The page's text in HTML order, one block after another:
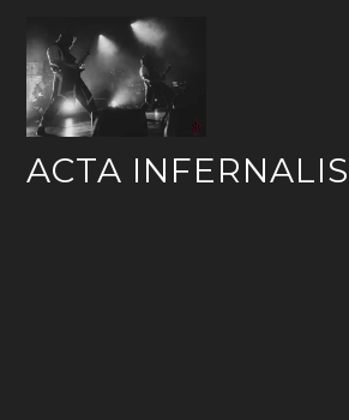
content
ACTA INFERNALIS